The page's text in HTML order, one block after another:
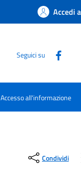
Accedi
Seguici su
Accesso all'informazione
Condividi